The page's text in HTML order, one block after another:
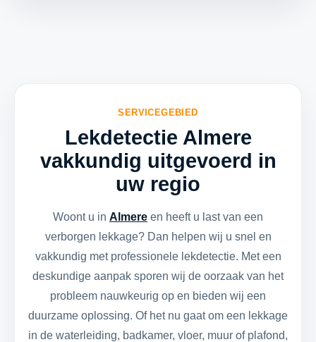
SERVICEGEBIED
Lekdetectie Almere
vakkundig uitgevoerd in
uw regio
Woont u in Almere en heeft u last van een
verborgen lekkage? Dan helpen wij u snel en
vakkundig met professionele lekdetectie. Met een
deskundige aanpak sporen wij de oorzaak van het
probleem nauwkeurig op en bieden wij een
duurzame oplossing. Of het nu gaat om een lekkage
in de waterleiding, badkamer, vloer, muur of plafond,